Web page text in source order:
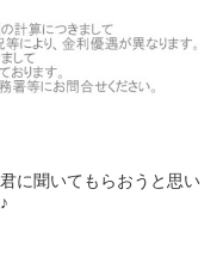
に聞いてもらおうと思い